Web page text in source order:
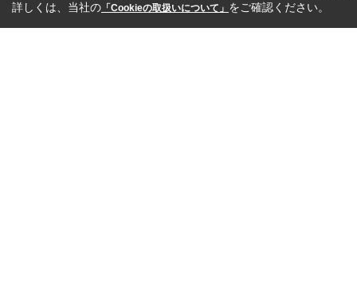
詳しくは、当社の 「Cookieの取扱いについて」 をご確認ください。